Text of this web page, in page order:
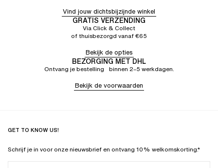
Vind jouw dichtsbijzijnde winkel
GRATIS VERZENDING
Via Click & Collect
of thuisbezorgd vanaf €65
Bekijk de opties
BEZORGING MET DHL
Ontvang je bestelling binnen 2–5 werkdagen.
Bekijk de voorwaarden
GET TO KNOW US!
Schrijf je in voor onze nieuwsbrief en ontvang 10% welkomskorting.*